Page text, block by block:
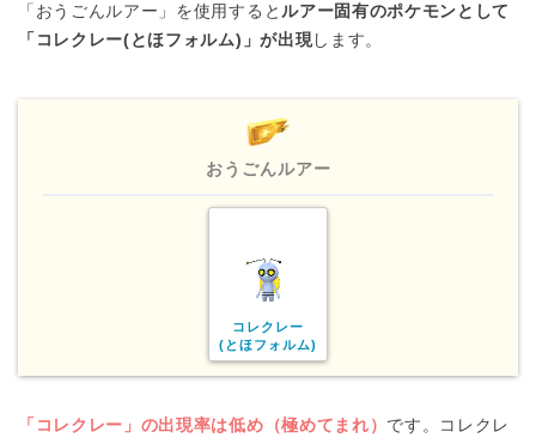
「おうごんルアー」を使用すると ルアー固有のポケモンとして
「コレクレー(とほフォルム)」が出現 します。
おうごんルアー
コレクレー
(とほフォルム)
「コレクレー」の出現率は低め（極めてまれ） です。コレクレ